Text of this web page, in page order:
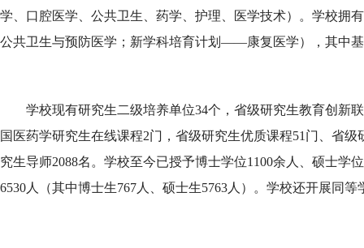
学、口腔医学、公共卫生、药学、护理、医学技术）。学校
公共卫生与预防医学；新学科培育计划——康复医学），其中
学校现有研究生二级培养单位34个，省级研究生教育创新
国医药学研究生在线课程2门，省级研究生优质课程51门、省
究生导师2088名。学校至今已授予博士学位1100余人、硕士学
6530人（其中博士生767人、硕士生5763人）。学校还开展同